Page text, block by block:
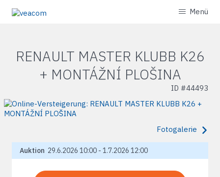
Menü
RENAULT MASTER KLUBB K26
+ MONTÁŽNÍ PLOŠINA
ID #44493
Fotogalerie
Auktion 29.6.2026 10:00 - 1.7.2026 12:00